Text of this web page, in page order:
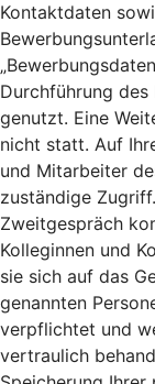
Kontaktdaten
Durchführung
genutzt. Eine
nicht statt. Auf
und Mitarbeiter
zuständige
Zweitgespräch
Kolleginnen und
sie sich auf das
genannten
verpflichtet und
vertraulich